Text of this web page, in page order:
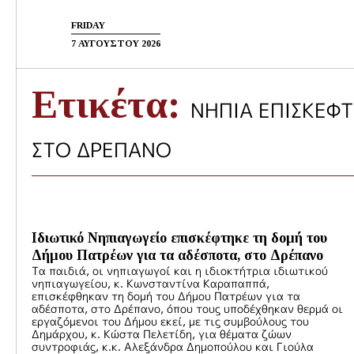
FRIDAY
7 ΑΥΓΟΥΣΤΟΥ 2026
Διάφορα Επικοινωνία
Ετικέτα: ΝΗΠΙΑ
ΣΤΟ ΔΡΕΠΑΝΟ
Ιδιωτικό Νηπιαγωγείο επισκέφτηκε τη δομή του
Δήμου Πατρέων για τα αδέσποτα, στο Δρέπανο
Τα παιδιά, οι νηπιαγωγοί και η ιδιοκτήτρια ιδιωτικού
νηπιαγωγείου, κ. Κωνσταντίνα Καραπαππά,
επισκέφθηκαν τη δομή του Δήμου Πατρέων για τα
αδέσποτα, στο Δρέπανο, όπου τους υποδέχθηκαν θερμά οι
εργαζόμενοι του Δήμου εκεί, με τις συμβούλους του
Δημάρχου, κ. Κώστα Πελετίδη, για θέματα ζώων
συντροφιάς, κ.κ. Αλεξάνδρα Δημοπούλου και Γιούλα